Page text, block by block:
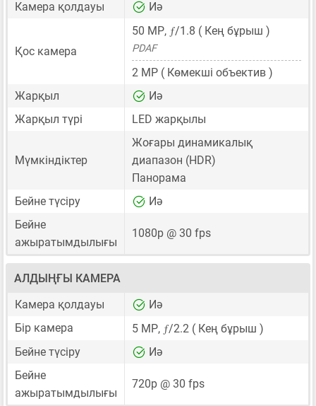
Камера қолдауы
Иә
Қос камера
50 MP, ƒ/1.8 ( Кең бұрыш )
PDAF
2 MP ( Көмекші объектив )
Жарқыл
Иә
Жарқыл түрі
LED жарқылы
Мүмкіндіктер
Жоғары динамикалық
диапазон (HDR)
Панорама
Бейне түсіру
Иә
Бейне
ажыратымдылығы
1080p @ 30 fps
АЛДЫҢҒЫ КАМЕРА
Камера қолдауы
Иә
Бір камера
5 MP, ƒ/2.2 ( Кең бұрыш )
Бейне түсіру
Иә
Бейне
ажыратымдылығы
720p @ 30 fps